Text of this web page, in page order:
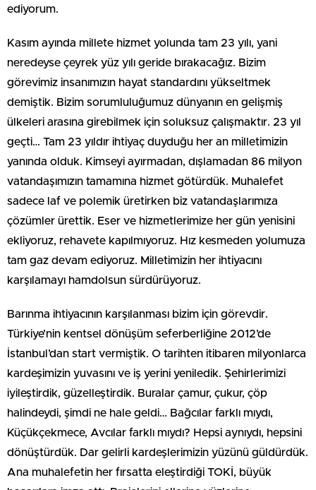
ediyorum.
Kasım ayında millete hizmet yolunda tam 23 yılı, yani
neredeyse çeyrek yüz yılı geride bırakacağız. Bizim
görevimiz insanımızın hayat standardını yükseltmek
demiştik. Bizim sorumluluğumuz dünyanın en gelişmiş
ülkeleri arasına girebilmek için soluksuz çalışmaktır. 23 yıl
geçti… Tam 23 yıldır ihtiyaç duyduğu her an milletimizin
yanında olduk. Kimseyi ayırmadan, dışlamadan 86 milyon
vatandaşımızın tamamına hizmet götürdük. Muhalefet
sadece laf ve polemik üretirken biz vatandaşlarımıza
çözümler ürettik. Eser ve hizmetlerimize her gün yenisini
ekliyoruz, rehavete kapılmıyoruz. Hız kesmeden yolumuza
tam gaz devam ediyoruz. Milletimizin her ihtiyacını
karşılamayı hamdolsun sürdürüyoruz.
Barınma ihtiyacının karşılanması bizim için görevdir.
Türkiye’nin kentsel dönüşüm seferberliğine 2012’de
İstanbul’dan start vermiştik. O tarihten itibaren milyonlarca
kardeşimizin yuvasını ve iş yerini yeniledik. Şehirlerimizi
iyileştirdik, güzelleştirdik. Buralar çamur, çukur, çöp
halindeydi, şimdi ne hale geldi… Bağcılar farklı mıydı,
Küçükçekmece, Avcılar farklı mıydı? Hepsi aynıydı, hepsini
dönüştürdük. Dar gelirli kardeşlerimizin yüzünü güldürdük.
Ana muhalefetin her fırsatta eleştirdiği TOKİ, büyük